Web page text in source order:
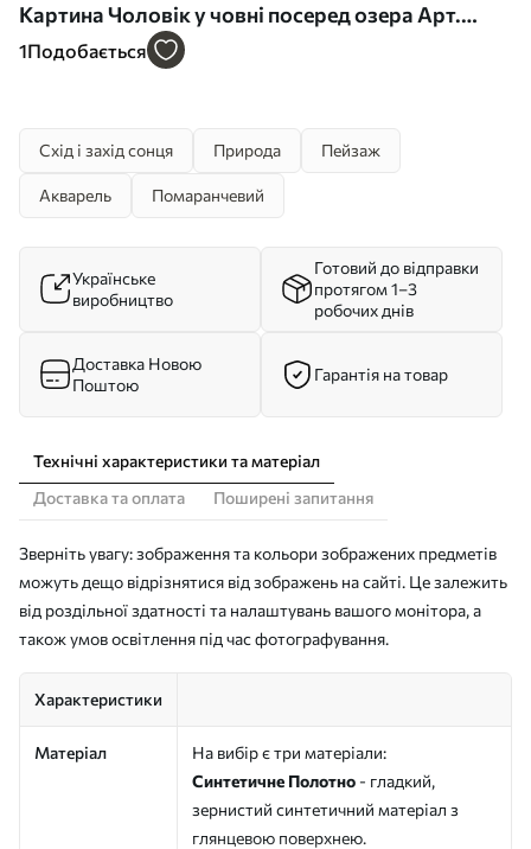
Картина Чоловік у човні посеред озера Арт.
s41770
1Подобається
Схід і захід сонця Природа Пейзаж
Акварель Помаранчевий
Українське
виробництво
Готовий до відправки
протягом 1–3
робочих днів
Доставка Новою
Поштою
Гарантія на товар
Технічні характеристики та матеріал
Доставка та оплата
Поширені запитання
Зверніть увагу: зображення та кольори зображених предметів
можуть дещо відрізнятися від зображень на сайті. Це залежить
від роздільної здатності та налаштувань вашого монітора, а
також умов освітлення під час фотографування.
Характеристики
Матеріал
На вибір є три матеріали:
Синтетичне Полотно - гладкий,
зернистий синтетичний матеріал з
глянцевою поверхнею.